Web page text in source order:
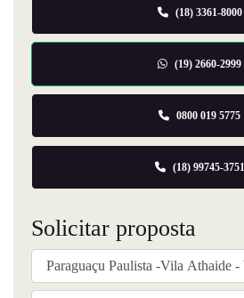
(18) 3361-8000
(19) 2660-2999
0800 019 5775
(18) 99745-3751
Solicitar proposta